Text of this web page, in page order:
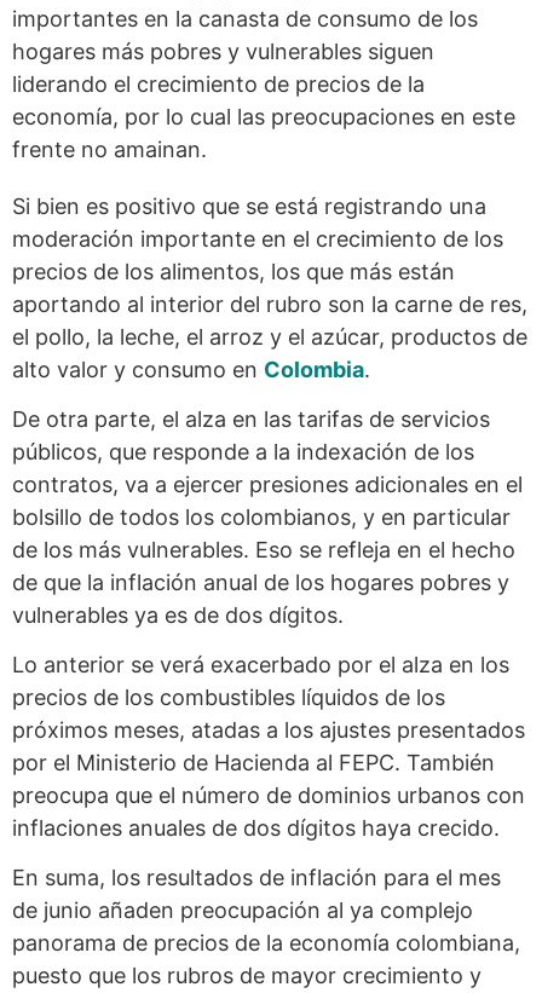
importantes en la canasta de consumo de los
hogares más pobres y vulnerables siguen
liderando el crecimiento de precios de la
economía, por lo cual las preocupaciones en este
frente no amainan.
Si bien es positivo que se está registrando una
moderación importante en el crecimiento de los
precios de los alimentos, los que más están
aportando al interior del rubro son la carne de res,
el pollo, la leche, el arroz y el azúcar, productos de
alto valor y consumo en Colombia.
De otra parte, el alza en las tarifas de servicios
públicos, que responde a la indexación de los
contratos, va a ejercer presiones adicionales en el
bolsillo de todos los colombianos, y en particular
de los más vulnerables. Eso se refleja en el hecho
de que la inflación anual de los hogares pobres y
vulnerables ya es de dos dígitos.
Lo anterior se verá exacerbado por el alza en los
precios de los combustibles líquidos de los
próximos meses, atadas a los ajustes presentados
por el Ministerio de Hacienda al FEPC. También
preocupa que el número de dominios urbanos con
inflaciones anuales de dos dígitos haya crecido.
En suma, los resultados de inflación para el mes
de junio añaden preocupación al ya complejo
panorama de precios de la economía colombiana,
puesto que los rubros de mayor crecimiento y